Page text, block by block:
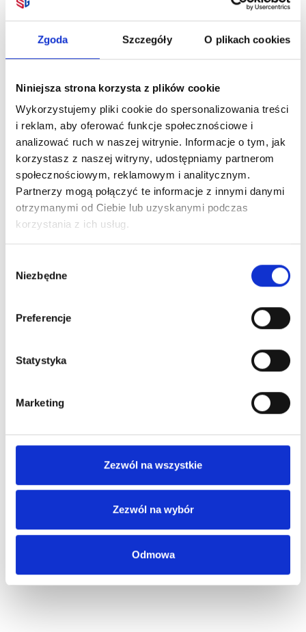
Zgoda Szczegóły O plikach cookies
Niniejsza strona korzysta z plików cookie
Wykorzystujemy pliki cookie do spersonalizowania treści
i reklam, aby oferować funkcje społecznościowe i
analizować ruch w naszej witrynie. Informacje o tym, jak
korzystasz z naszej witryny, udostępniamy partnerom
społecznościowym, reklamowym i analitycznym.
Partnerzy mogą połączyć te informacje z innymi danymi
otrzymanymi od Ciebie lub uzyskanymi podczas
korzystania z ich usług.
zgody
Niezbędne
Preferencje
Statystyka
Marketing
Zezwól na wszystkie
Zezwól na wybór
Odmowa